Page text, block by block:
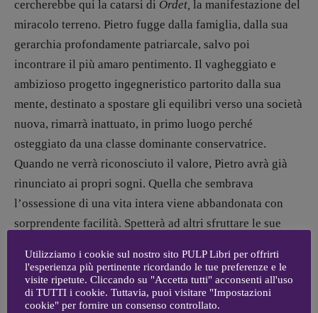
Coordinamento Fumetti:
Fabio Malagnini
Coordinamento Pulp for kids e social
media:
Valentina Marcoli
[valentina.marcoli@gmail.com]
ARCHIVIO E AUTORI
cercherebbe qui la catarsi di Ordet, la manifestazione del
miracolo terreno. Pietro fugge dalla famiglia, dalla sua
gerarchia profondamente patriarcale, salvo poi
incontrare il più amaro pentimento. Il vagheggiato e
ambizioso progetto ingegneristico partorito dalla sua
mente, destinato a spostare gli equilibri verso una società
nuova, rimarrà inattuato, in primo luogo perché
osteggiato da una classe dominante conservatrice.
Quando ne verrà riconosciuto il valore, Pietro avrà già
rinunciato ai propri sogni. Quella che sembrava
l’ossessione di una vita intera viene abbandonata con
sorprendente facilità. Spetterà ad altri sfruttare le sue
Pietro soffre di un eccesso di orgoglio, venato da un
difetto della volontà. È un uomo del sottosuolo, un Troll,
Utilizziamo i cookie sul nostro sito PULP Libri per offrirti
l'esperienza più pertinente ricordando le tue preferenze e le
visite ripetute. Cliccando su "Accetta tutti" acconsenti all'uso
di TUTTI i cookie. Tuttavia, puoi visitare "Impostazioni
cookie" per fornire un consenso controllato.